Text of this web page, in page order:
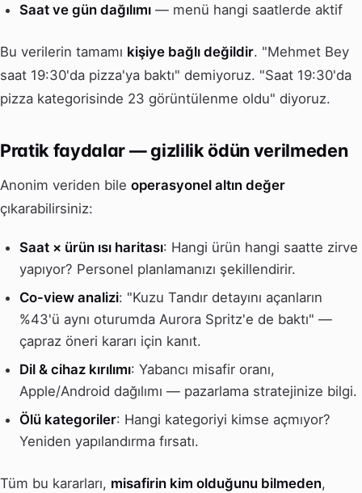
Saat ve gün dağılımı — menü hangi saatlerde aktif
Bu verilerin tamamı kişiye bağlı değildir. "Mehmet Bey
saat 19:30'da pizza'ya baktı" demiyoruz. "Saat 19:30'da
pizza kategorisinde 23 görüntülenme oldu" diyoruz.
Pratik faydalar — gizlilik ödün verilmeden
Anonim veriden bile operasyonel altın değer
çıkarabilirsiniz:
Saat × ürün ısı haritası: Hangi ürün hangi saatte zirve
yapıyor? Personel planlamanızı şekillendirir.
Co-view analizi: "Kuzu Tandır detayını açanların
%43'ü aynı oturumda Aurora Spritz'e de baktı" —
çapraz öneri kararı için kanıt.
Dil & cihaz kırılımı: Yabancı misafir oranı,
Apple/Android dağılımı — pazarlama stratejinize bilgi.
Ölü kategoriler: Hangi kategoriyi kimse açmıyor?
Yeniden yapılandırma fırsatı.
Tüm bu kararları, misafirin kim olduğunu bilmeden,